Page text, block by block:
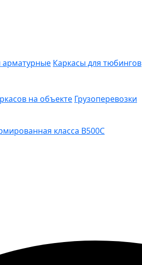
арматурные Каркасы для тюбингов
на объекте Грузоперевозки
класса В500С